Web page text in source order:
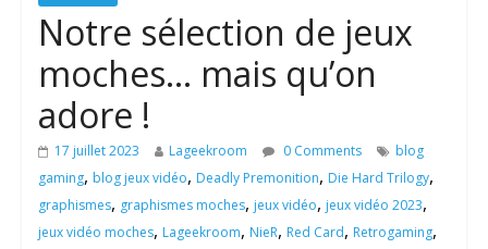
Notre sélection de jeux
moches… mais qu’on
adore !
17 juillet 2023 Lageekroom 0 Comments
blog
gaming, blog jeux vidéo, Deadly Premonition, Die Hard Trilogy,
graphismes, graphismes moches, jeux vidéo, jeux vidéo 2023,
jeux vidéo moches, Lageekroom, NieR, Red Card, Retrogaming,